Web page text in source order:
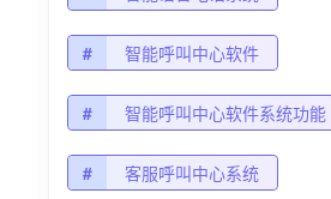
# 智能呼叫中心软件
# 智能呼叫中心软件系统功能
# 客服呼叫中心系统